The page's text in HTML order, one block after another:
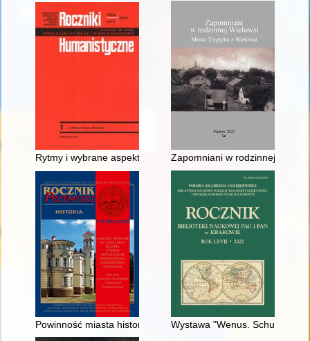
Rytmy i wybrane aspekty recepcji Johannesa Bobrowskiego w
Zapomniani w rodzinnej
Powinność miasta historycznego : historiografia dziejów
Wystawa "Wenus. Schulz/